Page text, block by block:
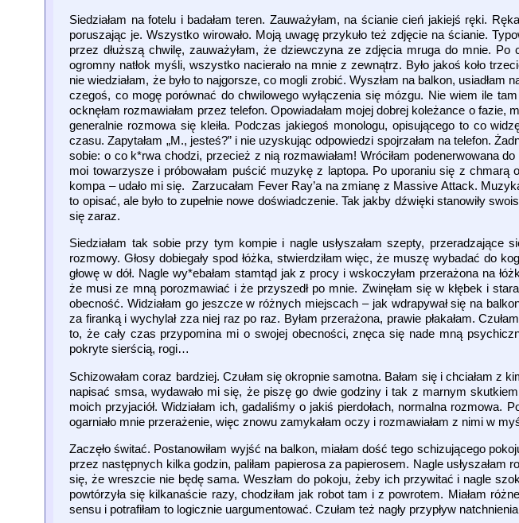
Siedziałam na fotelu i badałam teren. Zauważyłam, na ścianie cień jakiejś ręki.
poruszając je. Wszystko wirowało. Moją uwagę przykuło też zdjęcie na ścianie.
przez dłuższą chwilę, zauważyłam, że dziewczyna ze zdjęcia mruga do mnie. Po
ogromny natłok myśli, wszystko nacierało na mnie z zewnątrz. Było jakoś koło
nie wiedziałam, że było to najgorsze, co mogli zrobić. Wyszłam na balkon, usiadłam
czegoś, co mogę porównać do chwilowego wyłączenia się mózgu. Nie wiem ile
ocknęłam rozmawiałam przez telefon. Opowiadałam mojej dobrej koleżance o fazie,
generalnie rozmowa się kleiła. Podczas jakiegoś monologu, opisującego to co
czasu. Zapytałam „M., jesteś?” i nie uzyskując odpowiedzi spojrzałam na telefon.
sobie: o co k*rwa chodzi, przecież z nią rozmawiałam! Wróciłam podenerwowana
moi towarzysze i próbowałam puścić muzykę z laptopa. Po uporaniu się z
kompa – udało mi się. Zarzucałam Fever Ray’a na zmianę z Massive Attack.
to opisać, ale było to zupełnie nowe doświadczenie. Tak jakby dźwięki stanowiły
się zaraz.
Siedziałam tak sobie przy tym kompie i nagle usłyszałam szepty, przeradzające
rozmowy. Głosy dobiegały spod łóżka, stwierdziłam więc, że muszę wybadać do
głowę w dół. Nagle wy*ebałam stamtąd jak z procy i wskoczyłam przerażona na
że musi ze mną porozmawiać i że przyszedł po mnie. Zwinęłam się w kłębek i
obecność. Widziałam go jeszcze w różnych miejscach – jak wdrapywał się na
za firanką i wychylał zza niej raz po raz. Byłam przerażona, prawie płakałam.
to, że cały czas przypomina mi o swojej obecności, znęca się nade mną
pokryte sierścią, rogi…
Schizowałam coraz bardziej. Czułam się okropnie samotna. Bałam się i chciałam z
napisać smsa, wydawało mi się, że piszę go dwie godziny i tak z marnym
moich przyjaciół. Widziałam ich, gadaliśmy o jakiś pierdołach, normalna rozmowa.
ogarniało mnie przerażenie, więc znowu zamykałam oczy i rozmawiałam z nimi w
Zaczęło świtać. Postanowiłam wyjść na balkon, miałam dość tego schizującego
przez następnych kilka godzin, paliłam papierosa za papierosem. Nagle usłyszałam
się, że wreszcie nie będę sama. Weszłam do pokoju, żeby ich przywitać i nagle
powtórzyła się kilkanaście razy, chodziłam jak robot tam i z powrotem. Miałam
sensu i potrafiłam to logicznie uargumentować. Czułam też nagły przypływ